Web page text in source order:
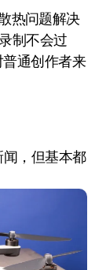
热问题解决
制不会过
通创作者来
，但基本都